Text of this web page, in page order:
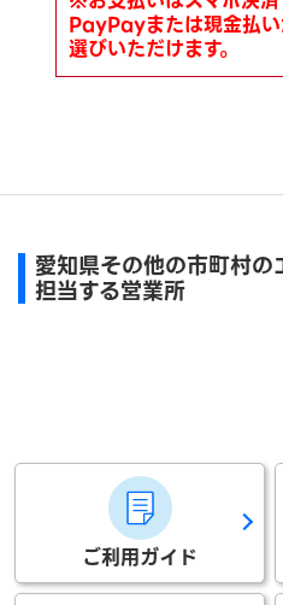
PayPayまたは現金払
選びいただけます。
愛知県その他の市町村
担当する営業所
ご利用ガイド